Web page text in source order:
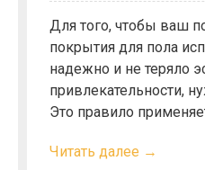
Для того, чтобы ваш
покрытия для пола
надежно и не теряло
привлекательности,
Это правило
Читать далее →